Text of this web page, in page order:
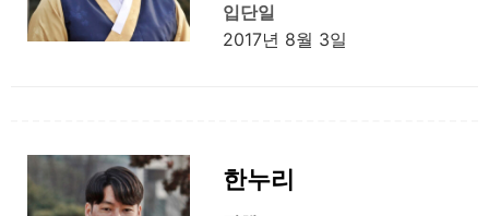
입단일
2017년 8월 3일
한누리